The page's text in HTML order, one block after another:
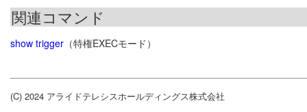
関連コマンド
show trigger （特権EXECモード）
(C) 2024 アライドテレシスホールディングス株式会社